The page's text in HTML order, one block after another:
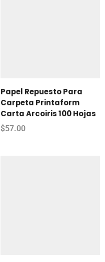
Papel Repuesto Para
Carpeta Printaform
Carta Arcoiris 100 Hojas
$57.00